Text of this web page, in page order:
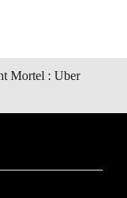
Mortel : Uber